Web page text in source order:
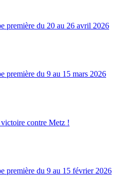
première du 20 au 26 avril 2026
première du 9 au 15 mars 2026
contre Metz !
première du 9 au 15 février 2026